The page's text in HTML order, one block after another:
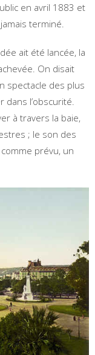
en avril 1883 et
terminé.
ait été lancée, la
On disait
spectacle des plus
dans l’obscurité.
à travers la baie,
; le son des
prévu, un